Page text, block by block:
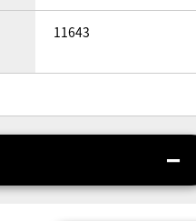
11643